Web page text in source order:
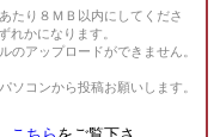
たり８ＭＢ以内にしてくださ
れかになります。
アップロードができません。
コンから投稿お願いします。